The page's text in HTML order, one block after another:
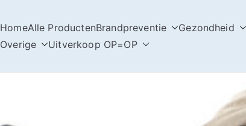
HomeAlle ProductenBrandpreventie Gezondheid
Overige
Uitverkoop OP=OP